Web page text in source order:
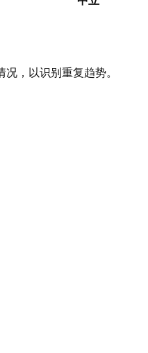
，以识别重复趋势。